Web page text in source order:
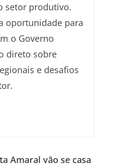
setor produtivo.
oportunidade para
o Governo
direto sobre
e desafios
Amaral vão se casa